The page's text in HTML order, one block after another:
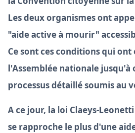
Les deux organismes ont
"aide active à mourir"
Ce sont ces conditions qui ont
l'Assemblée nationale jusqu'à
processus détaillé soumis au
A ce jour, la loi Claeys-
se rapproche le plus d'une